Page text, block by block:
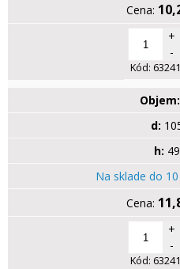
+
-
Kód:
Objem:
d:
h:
Na sklade do
+
-
Kód: